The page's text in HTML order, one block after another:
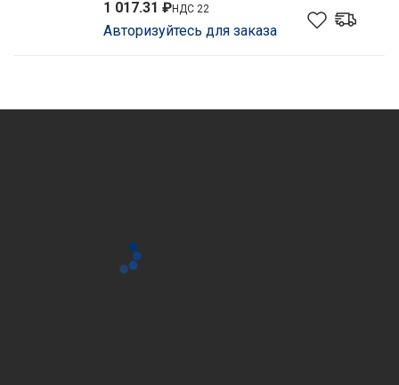
1 017.31 ₽НДС 22
Авторизуйтесь для заказа